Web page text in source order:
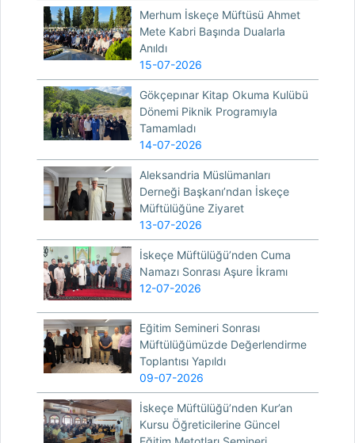
Merhum İskeçe Müftüsü Ahmet
Mete Kabri Başında Dualarla
Anıldı
15-07-2026
Gökçepınar Kitap Okuma Kulübü
Dönemi Piknik Programıyla
Tamamladı
14-07-2026
Aleksandria Müslümanları
Derneği Başkanı’ndan İskeçe
Müftülüğüne Ziyaret
13-07-2026
İskeçe Müftülüğü’nden Cuma
Namazı Sonrası Aşure İkramı
12-07-2026
Eğitim Semineri Sonrası
Müftülüğümüzde Değerlendirme
Toplantısı Yapıldı
09-07-2026
İskeçe Müftülüğü’nden Kur’an
Kursu Öğreticilerine Güncel